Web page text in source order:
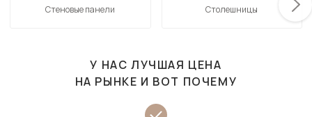
Стеновые панели Столешницы
У НАС ЛУЧШАЯ ЦЕНА
НА РЫНКЕ И ВОТ ПОЧЕМУ